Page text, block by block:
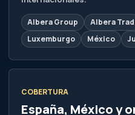
Albera Group Albera Trad
Luxemburgo
México
COBERTURA
España, México y